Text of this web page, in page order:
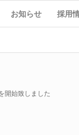
お知らせ 採用
開始致しました